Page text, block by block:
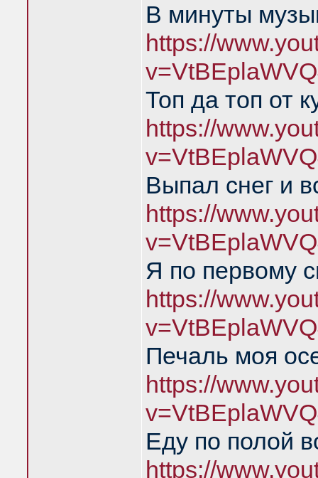
В минуты
https://
Топ да топ от
https://
Выпал снег и
https://
Я по первому
https://
Печаль моя
https://
Еду по полой
https://